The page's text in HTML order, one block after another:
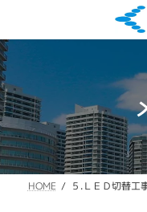
テ
ン
ツ
へ
ス
キ
ッ
プ
ゲ
ー
シ
ョ
ン
に
移
動
HOME ５.ＬＥＤ切替工